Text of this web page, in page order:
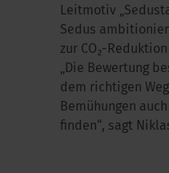
Leitmotiv „
Sedus
zur CO₂-
„Die Bewertung
dem richtigen
Bemühungen
finden“, sagt